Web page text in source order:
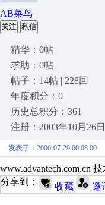
AB菜鸟
关注 私信
精华：0帖
求助：0帖
帖子：14帖 | 228回
年度积分：0
历史总积分：361
注册：2003年10月26日
发表于：2006-07-29 00:08:00
www.advantech.com.cn
分享到：
收藏 邀